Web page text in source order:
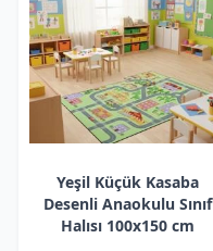
Yeşil Küçük Kasaba
Desenli Anaokulu Sınıf
Halısı 100x150 cm